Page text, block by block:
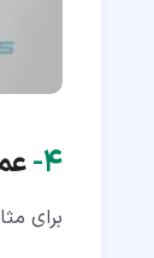
۴‏-
برای